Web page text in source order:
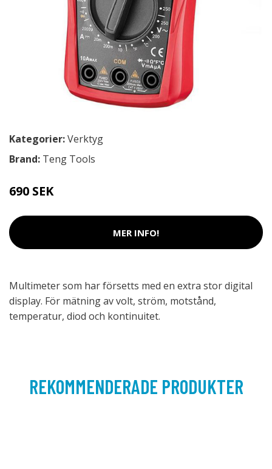
Kategorier:Verktyg
Brand: Teng Tools
690 SEK
MER INFO!
Multimeter som har försetts med en extra stor digital
display. För mätning av volt, ström, motstånd,
temperatur, diod och kontinuitet.
REKOMMENDERADE PRODUKTER